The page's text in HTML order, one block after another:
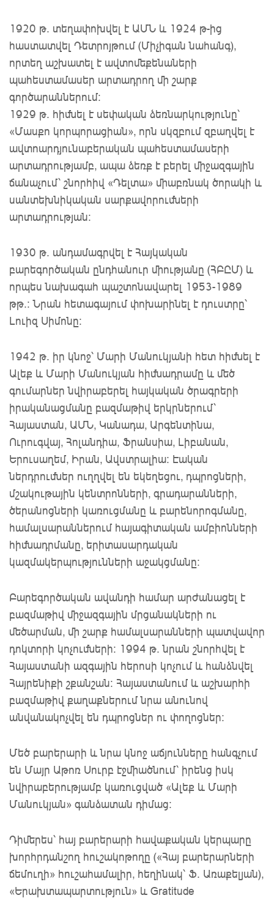
1920 թ․ տեղափոխվել է ԱՄՆ և 1924 թ-ից
հաստատվել Դետրոյթում (Միչիգան նահանգ),
որտեղ աշխատել է ավտոմեքենաների
պահեստամասեր արտադրող մի շարք
գործարաններում։
1929 թ. հիմնել է սեփական ձեռնարկությունը՝
«Մասքո կորպորացիան», որն սկզբում զբաղվել է
ավտոարդյունաբերական պահեստամասերի
արտադրությամբ, ապա ձեռք է բերել միջազգային
ճանաչում՝ շնորհիվ «Դելտա» միաբռնակ ծորակի և
սանտեխնիկական սարքավորումների
արտադրության։
1930 թ. անդամագրվել է Հայկական
բարեգործական ընդհանուր միությանը (ՀԲԸՄ) և
որպես նախագահ պաշտոնավարել 1953-1989
թթ.։ Նրան հետագայում փոխարինել է դուստրը՝
Լուիզ Սիմոնը:
1942 թ. իր կնոջ՝ Մարի Մանուկյանի հետ հիմնել է
Ալեք և Մարի Մանուկյան հիմնադրամը և մեծ
գումարներ նվիրաբերել հայկական ծրագրերի
իրականացմանը բազմաթիվ երկրներում՝
Հայաստան, ԱՄՆ, Կանադա, Արգենտինա,
Ուրուգվայ, Հոլանդիա, Ֆրանսիա, Լիբանան,
Երուսաղեմ, Իրան, Ավստրալիա։ Էական
ներդրումներ ուղղվել են եկեղեցու, դպրոցների,
մշակութային կենտրոնների, գրադարանների,
ծերանոցների կառուցմանը և բարենորոգմանը,
համալսարաններում հայագիտական ամբիոնների
հիմնադրմանը, երիտասարդական
կազմակերպությունների աջակցմանը:
Բարեգործական ավանդի համար արժանացել է
բազմաթիվ միջազգային մրցանակների ու
մեծարման, մի շարք համալսարանների պատվավոր
դոկտորի կոչումների: 1994 թ. նրան շնորհվել է
Հայաստանի ազգային հերոսի կոչում և հանձնվել
Հայրենիքի շքանշան: Հայաստանում և աշխարհի
բազմաթիվ քաղաքներում նրա անունով
անվանակոչվել են դպրոցներ ու փողոցներ:
Մեծ բարերարի և նրա կնոջ աճյունները հանգչում
են Մայր Աթոռ Սուրբ էջմիածնում՝ իրենց իսկ
նվիրաբերությամբ կառուցված «Ալեք և Մարի
Մանուկյան» գանձատան դիմաց:
Դիմերես՝ հայ բարերարի հավաքական կերպարը
խորհրդանշող հուշակոթողը («Հայ բարերարների
ճեմուղի» հուշահամալիր, հեղինակ՝ Ֆ. Առաքելյան),
«Երախտապարտություն» և Gratitude